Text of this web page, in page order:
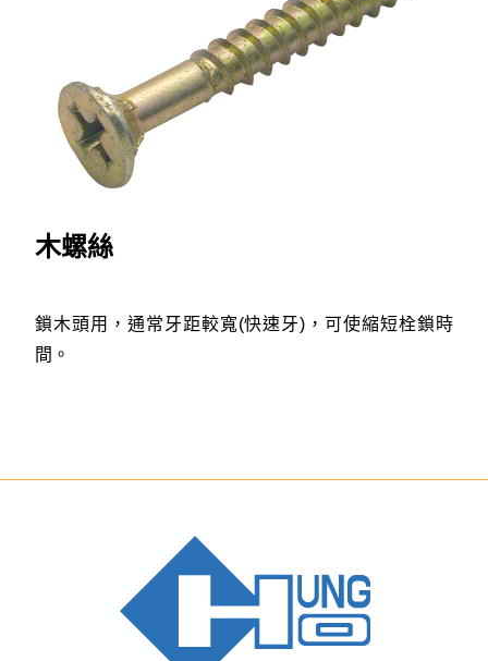
木螺絲
鎖木頭用，通常牙距較寬(快速牙)，可使縮短栓鎖時
間。